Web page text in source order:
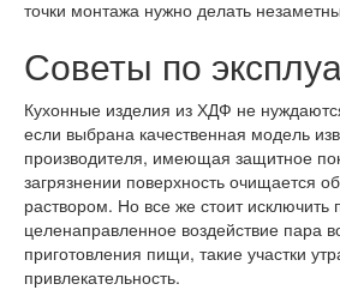
точки монтажа нужно делать
Советы по
Кухонные изделия из ХДФ не
если выбрана качественная модель
производителя, имеющая защитное
загрязнении поверхность очищается
раствором. Но все же стоит исключить
целенаправленное воздействие пара
приготовления пищи, такие участки
привлекательность.